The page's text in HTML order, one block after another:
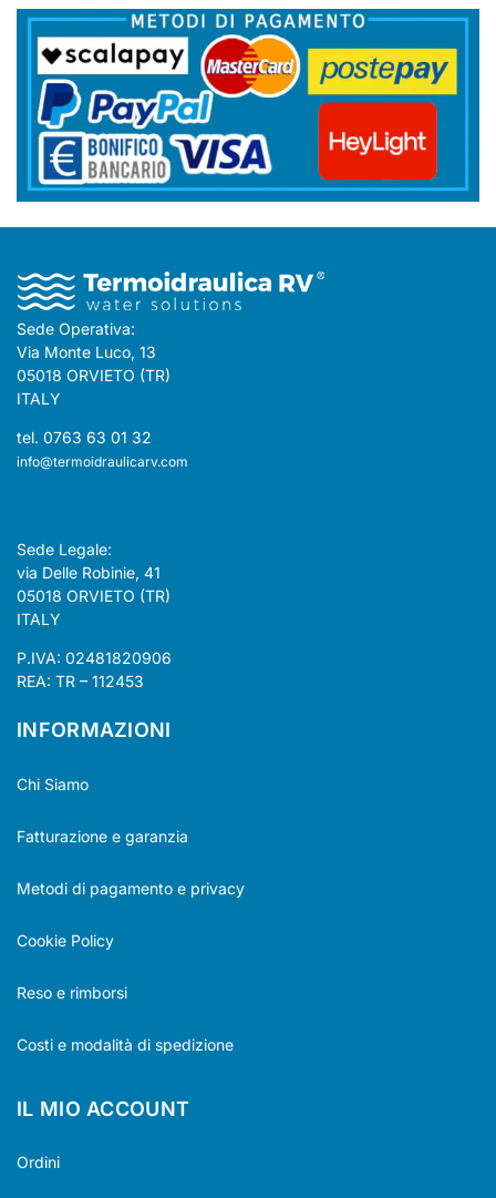
Sede Operativa:
Via Monte Luco, 13
05018 ORVIETO (TR)
ITALY
tel. 0763 63 01 32
info@termoidraulicarv.com
Sede Legale:
via Delle Robinie, 41
05018 ORVIETO (TR)
ITALY
P.IVA: 02481820906
REA: TR – 112453
INFORMAZIONI
Chi Siamo
Fatturazione e garanzia
Metodi di pagamento e privacy
Cookie Policy
Reso e rimborsi
Costi e modalità di spedizione
IL MIO ACCOUNT
Ordini